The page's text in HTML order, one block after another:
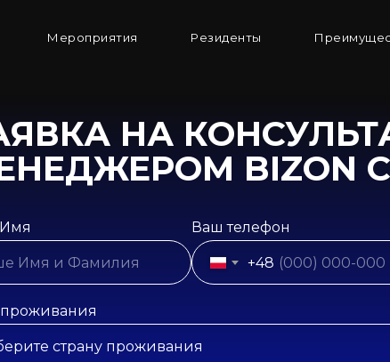
Резиденты
Мероприятия
НА
BIZON
Ваш телефон
+48
проживания